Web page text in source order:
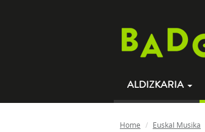
ALDIZKARIA
Home Euskal Musika